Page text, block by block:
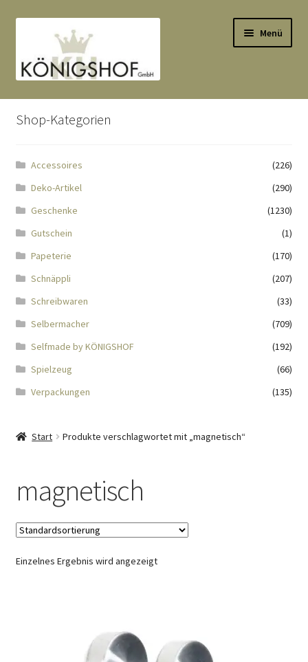
Navigation
springen
springen
Menü
Start
Anlässe
Datenauszug
Echtheit von Bewertungen
Impressum
Kasse
KÖNIGSHOF-Lädeli
Kontaktformular
Kunden-/Mitarbeitergeschenke
Shop-Kategorien
Accessoires
(226)
Deko-Artikel
(290)
Geschenke
(1230)
Gutschein
(1)
Papeterie
(170)
Schnäppli
(207)
Schreibwaren
(33)
Selbermacher
(709)
Selfmade by KÖNIGSHOF
(192)
Spielzeug
(66)
Verpackungen
(135)
Start Produkte verschlagwortet mit „magnetisch“
magnetisch
Einzelnes Ergebnis wird angezeigt